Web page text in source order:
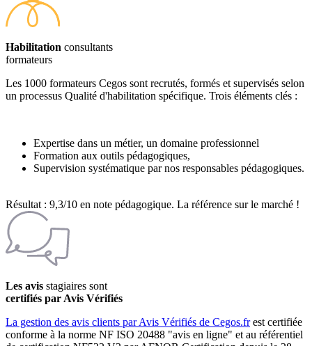
Habilitation consultants
formateurs
Les 1000 formateurs Cegos sont recrutés, formés et supervisés selon
un processus Qualité d'habilitation spécifique. Trois éléments clés :
Expertise dans un métier, un domaine professionnel
Formation aux outils pédagogiques,
Supervision systématique par nos responsables pédagogiques.
Résultat : 9,3/10 en note pédagogique. La référence sur le marché !
Les avis stagiaires sont
certifiés par Avis Vérifiés
La gestion des avis clients par Avis Vérifiés de Cegos.frest certifiée
conforme à la norme NF ISO 20488 "avis en ligne" et au référentiel